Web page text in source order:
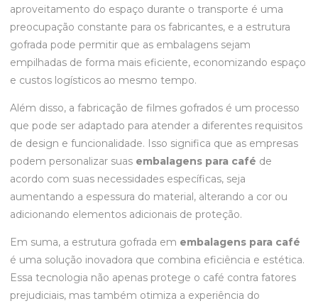
aproveitamento do espaço durante o transporte é uma
preocupação constante para os fabricantes, e a estrutura
gofrada pode permitir que as embalagens sejam
empilhadas de forma mais eficiente, economizando espaço
e custos logísticos ao mesmo tempo.
Além disso, a fabricação de filmes gofrados é um processo
que pode ser adaptado para atender a diferentes requisitos
de design e funcionalidade. Isso significa que as empresas
podem personalizar suas embalagens para café de
acordo com suas necessidades específicas, seja
aumentando a espessura do material, alterando a cor ou
adicionando elementos adicionais de proteção.
Em suma, a estrutura gofrada em embalagens para café
é uma solução inovadora que combina eficiência e estética.
Essa tecnologia não apenas protege o café contra fatores
prejudiciais, mas também otimiza a experiência do